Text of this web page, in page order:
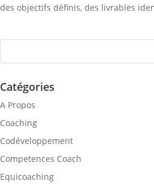
des objectifs définis, des livrables
Catégories
A Propos
Coaching
Codéveloppement
Competences Coach
Equicoaching